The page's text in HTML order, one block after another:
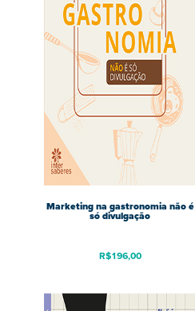
Marketing na gastronomia não é
só divulgação
R$196,00